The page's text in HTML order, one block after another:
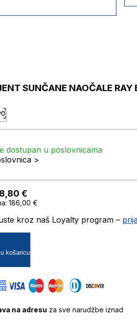
SUNČANE NAOČALE RAY
dostupan u poslovnicama
>
€
186,00 €
kroz naš Loyalty program –
košaricu
na adresu za sve narudžbe iznad